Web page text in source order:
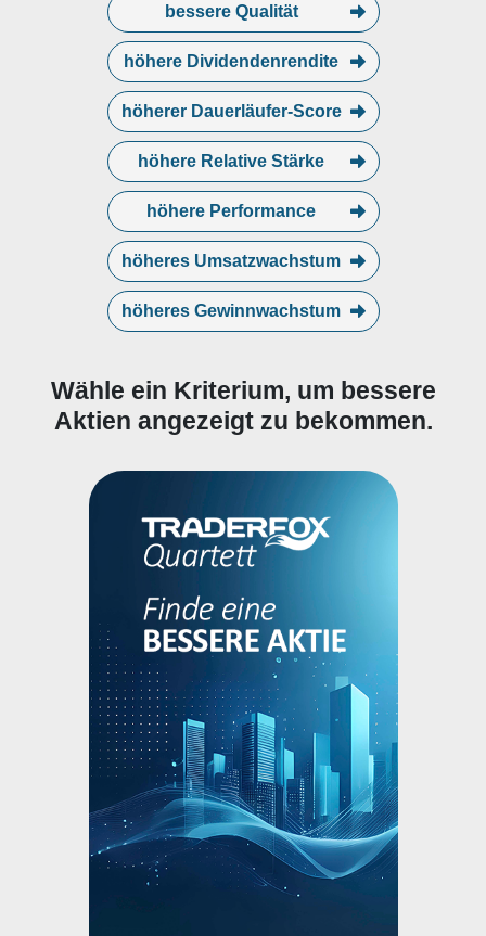
bessere Qualität
höhere Dividendenrendite
höherer Dauerläufer-Score
höhere Relative Stärke
höhere Performance
höheres Umsatzwachstum
höheres Gewinnwachstum
Wähle ein Kriterium, um bessere
Aktien angezeigt zu bekommen.